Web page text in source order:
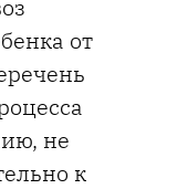
от
не
к